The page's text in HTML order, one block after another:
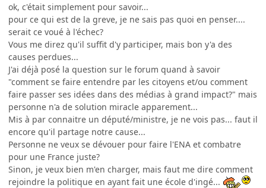
ok, c'était simplement pour savoir...
pour ce qui est de la greve, je ne sais pas quoi en penser....
serait ce voué à l'échec?
Vous me direz qu'il suffit d'y participer, mais bon y'a des
causes perdues...
J'ai déjà posé la question sur le forum quand à savoir
"comment se faire entendre par les citoyens et/ou comment
faire passer ses idées dans des médias à grand impact?" mais
personne n'a de solution miracle apparement...
Mis à par connaitre un député/ministre, je ne vois pas... faut il
encore qu'il partage notre cause...
Personne ne veux se dévouer pour faire l'ENA et combatre
pour une France juste?
Sinon, je veux bien m'en charger, mais faut me dire comment
rejoindre la politique en ayant fait une école d'ingé...